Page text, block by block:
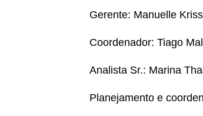
Gerente: Manuelle
Coordenador: Tiago
Analista Sr.: Marina
Planejamento e